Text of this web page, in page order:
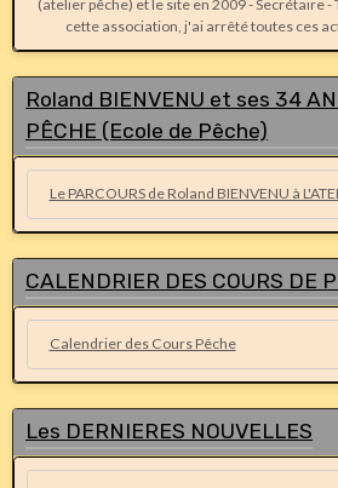
(atelier pêche) et le site en 2009 - Secrétaire
cette association, j'ai arrêté toutes ces
Roland BIENVENU et ses 34
PÊCHE (Ecole de Pêche)
Le PARCOURS de Roland BIENVENU à
CALENDRIER DES COURS DE
Calendrier des Cours Pêche
Les DERNIERES NOUVELLES